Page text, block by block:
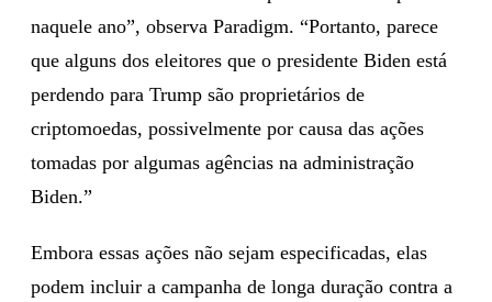
naquele ano”, observa Paradigm. “Portanto, parece
que alguns dos eleitores que o presidente Biden está
perdendo para Trump são proprietários de
criptomoedas, possivelmente por causa das ações
tomadas por algumas agências na administração
Biden.”
Embora essas ações não sejam especificadas, elas
podem incluir a campanha de longa duração contra a